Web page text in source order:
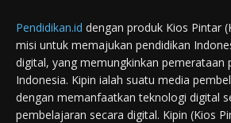
Pendidikan.id dengan produk Kios Pintar
misi untuk memajukan pendidikan
digital, yang memungkinkan pemerataan
Indonesia. Kipin ialah suatu media
dengan memanfaatkan teknologi digital
pembelajaran secara digital. Kipin (Kios